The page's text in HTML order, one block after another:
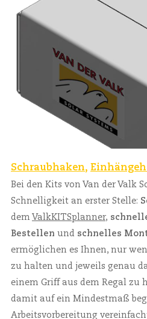
Schraubhaken,
Bei den Kits von Van der Valk
Schnelligkeit an erster Stelle:
dem ValkKITSplanner,
Bestellen und schnelles
ermöglichen es Ihnen, nur
zu halten und jeweils genau
einem Griff aus dem Regal zu
damit auf ein Mindestmaß
Arbeitsvorbereitung